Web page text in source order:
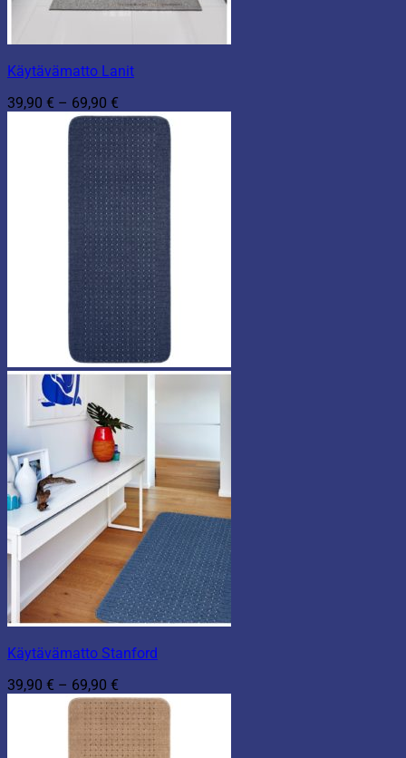
Käytävämatto Lanit
39,90 € – 69,90 €
39,90 €
-
69,90 €
Käytävämatto Stanford
39,90 € – 69,90 €
39,90 €
-
69,90 €